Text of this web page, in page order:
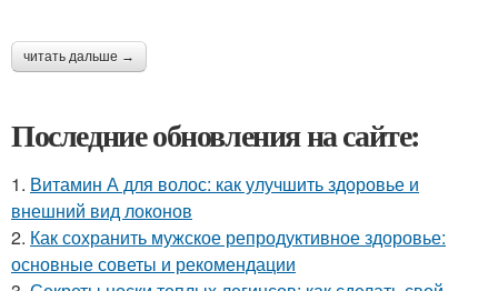
читать дальше →
Последние обновления на сайте:
1. Витамин А для волос: как улучшить здоровье и
внешний вид локонов
2. Как сохранить мужское репродуктивное здоровье:
основные советы и рекомендации